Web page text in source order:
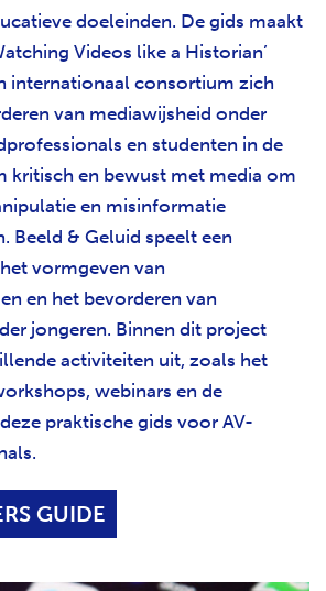
doeleinden. De gids maakt
Videos like a Historian’
internationaal consortium zich
van mediawijsheid onder
en studenten in de
kritisch en bewust met media om
en misinformatie
Beeld & Geluid speelt een
vormgeven van
en het bevorderen van
jongeren. Binnen dit project
activiteiten uit, zoals het
webinars en de
praktische gids voor AV-
GUIDE